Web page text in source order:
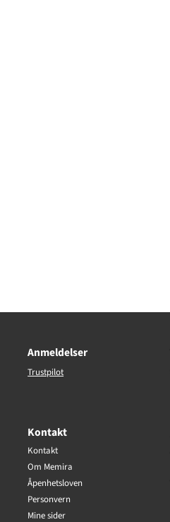
Anmeldelser
Trustpilot
Kontakt
Kontakt
Om Memira
Åpenhetsloven
Personvern
Mine sider